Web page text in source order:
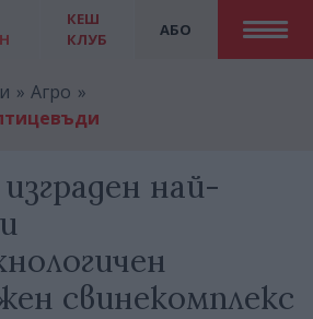
АБО
КЕШ
КЛУБ
Агро
най-
свинекомплекс